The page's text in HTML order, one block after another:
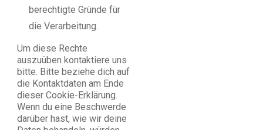
berechtigte Gründe für
die Verarbeitung.
Um diese Rechte
auszuüben kontaktiere uns
bitte. Bitte beziehe dich auf
die Kontaktdaten am Ende
dieser Cookie-Erklärung.
Wenn du eine Beschwerde
darüber hast, wie wir deine